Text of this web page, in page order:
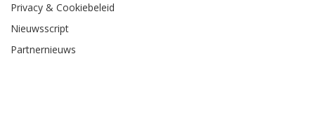
Privacy & Cookiebeleid
Nieuwsscript
Partnernieuws